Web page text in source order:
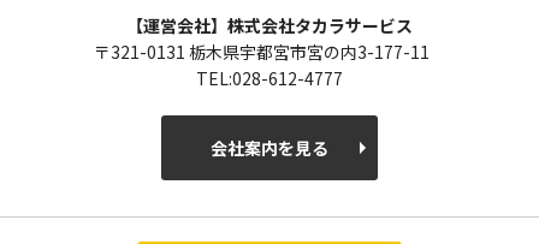
【運営会社】株式会社タカラサービス
〒321-0131 栃木県宇都宮市宮の内3-177-11
TEL:028-612-4777
会社案内を見る